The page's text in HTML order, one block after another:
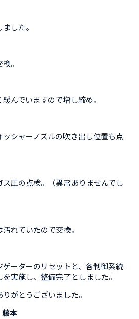
した。
。
んでいますので増し締め。
シャーノズルの吹き出し位置も点
圧の点検。（異常ありませんでし
れていたので交換。
ーターのリセットと、各制御系統
実施し、整備完了としました。
がとうございました。
本